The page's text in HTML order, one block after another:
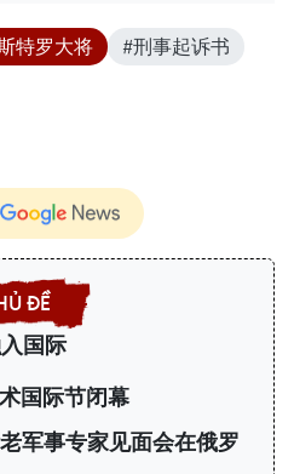
特罗大将
#刑事起诉书
国际
国际节闭幕
军事专家见面会在俄罗